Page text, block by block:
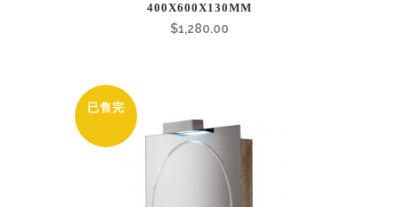
400X600X130MM
$1,280.00
已售完